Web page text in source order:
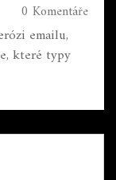
0 Komentáře
emailu,
které typy